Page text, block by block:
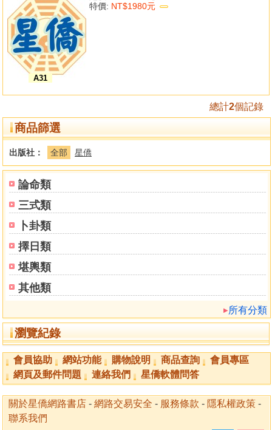
論命類
三式類
卜卦類
擇日類
堪輿類
其他類
所有分類
瀏覽紀錄
A31
特價: NT$1980元
總計2個記錄
商品篩選
出版社： 全部 星僑
會員協助 網站功能 購物說明 商品查詢
會員專區
網頁及郵件問題
連絡我們 星僑軟體問答
關於星僑網路書店 - 網路交易安全 - 服務條款 - 隱私權政策 -
聯系我們